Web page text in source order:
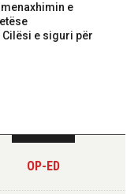
e
e siguri për
OP-ED